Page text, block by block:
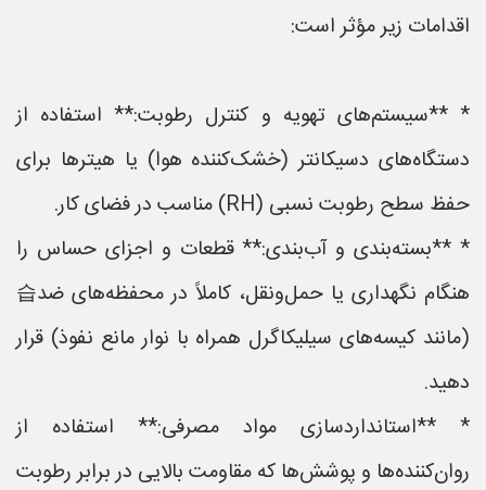
اقدامات زیر مؤثر است:
* **سیستم‌های تهویه و کنترل رطوبت:** استفاده از
دستگاه‌های دسیکانتر (خشک‌کننده هوا) یا هیترها برای
حفظ سطح رطوبت نسبی (RH) مناسب در فضای کار.
* **بسته‌بندی و آب‌بندی:** قطعات و اجزای حساس را
هنگام نگهداری یا حمل‌ونقل، کاملاً در محفظه‌های ضد습
(مانند کیسه‌های سیلیکاگرل همراه با نوار مانع نفوذ) قرار
دهید.
* **استانداردسازی مواد مصرفی:** استفاده از
روان‌کننده‌ها و پوشش‌ها که مقاومت بالایی در برابر رطوبت